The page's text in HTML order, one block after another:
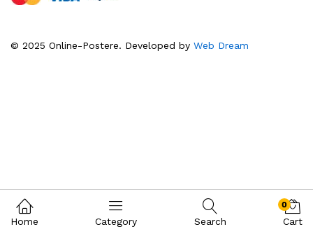
© 2025 Online-Postere. Developed by Web Dream
Home Category Search
0
Cart